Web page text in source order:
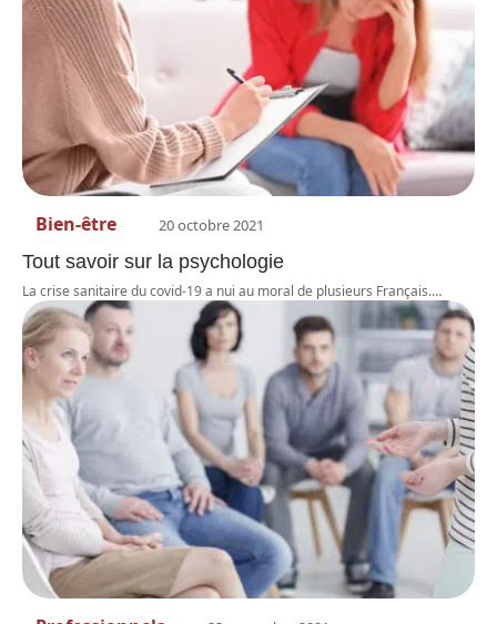
Bien-être 20 octobre 2021
Tout savoir sur la psychologie
La crise sanitaire du covid-19 a nui au moral de plusieurs Français.…